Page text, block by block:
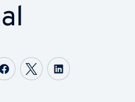
Compartir Facebook
Compartir
Compartir